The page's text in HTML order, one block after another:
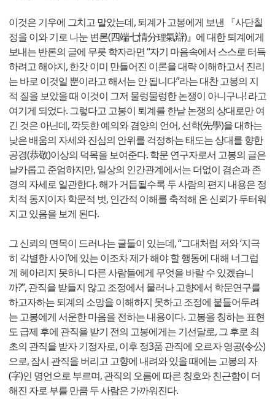
이것은 기우에 그치고 말았는데, 퇴계가 고봉에게 보낸 『사단칠
정을 이와 기로 나눈 변론(四端七情分理氣辯)』에 대한 퇴계에게
보내는 반론의 글에 무릇 학자라면 “자기 마음속에서 스스로 터득
하려고 해야지, 한갓 이미 만들어진 이론을 대략 이해하고서 진리
는 바로 이것일 뿐이라고 해서는 안 됩니다”라는 대찬 고봉의 지
적 질을 보았을 때 이것이 그저 물렁물렁한 논쟁이 아니구나! 라고
여기게 되었다. 그렇다고 고봉이 퇴계를 한낱 논쟁의 상대로만 여
긴 것은 아닌데, 깍듯한 예의와 겸양의 언어, 선학(先學)을 대하는
낮은 배움의 자세와 진심의 안위를 걱정하는 태도는 상대를 향한
공경(恭敬)이상의 덕목을 보여준다. 학문 연구자로서 고봉의 글은
날카롭고 준엄하지만, 일상의 인간관계에서는 더없이 겸손과 존
경의 자세로 일관한다. 해가 거듭될수록 두 사람의 편지 내용은 정
치적 동지이자 학문적 벗, 인간적 이해를 축적해 온 신뢰가 두터워
지고 있음을 보게 된다.
그 신뢰의 면목이 드러나는 글들이 있는데, “그대처럼 저와 ‘지극
히 각별한 사이’에 있는 이조차 제가 해야 할 행동에 대해 너그럽
게 헤아리지 못하니 다른 사람들에게 무엇을 바랄 수 있겠습니
까?”, 관직을 받들지 않고 조정에서 물러나 고향에서 학문연구를
하고자하는 퇴계의 소망을 이해하지 못하고 조정에 붙들어두려
는 고봉에게 서운한 마음을 전하는 내용이다. 고봉을 칭하는 표현
도 급제 후에 관직을 받기 전의 고봉에게는 기선달로, 그 후로 최
초의 관직을 받자 기정자로, 이후 정3품 관직에 오르자 영공(令公)
으로, 잠시 관직을 버리고 고향에 내려와 있을 때에는 고봉의 자
(字)인 명언으로 부르며, 관직의 오름에 따른 칭호와 친근함이 더
해진 자로 부를 만큼 두 사람은 가까워진다.